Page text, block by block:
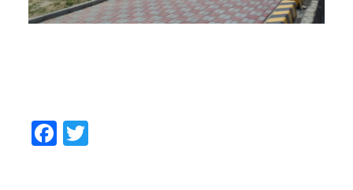
Facebook